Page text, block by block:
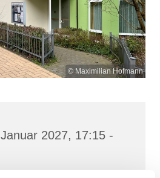
© Maximilian Hofmann
2027, 17:15 -